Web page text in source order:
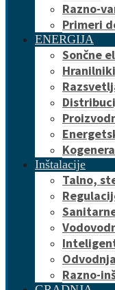
Razno-
Primeri
ENERGIJA
Sončne
Inštalacije
Talno,
Razno-